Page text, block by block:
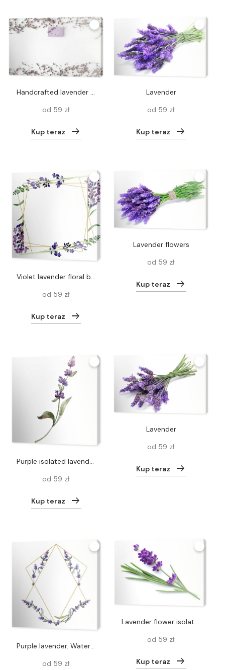
handcrafted lavender soap
od 59 zł
Kup teraz
Lavender
od 59 zł
Kup teraz
Violet lavender floral botanical flower. Watercolor background illustration set. Frame border ornament square.
od 59 zł
Kup teraz
Lavender flowers
od 59 zł
Kup teraz
Purple isolated lavender flower. Watercolor background illustration element.
od 59 zł
Kup teraz
Lavender
od 59 zł
Kup teraz
Purple lavender. Watercolor illustration set. Seamless background pattern. Fabric wallpaper print texture.
od 59 zł
Lavender flower isolated over white background. Top view, flat lay
od 59 zł
Kup teraz